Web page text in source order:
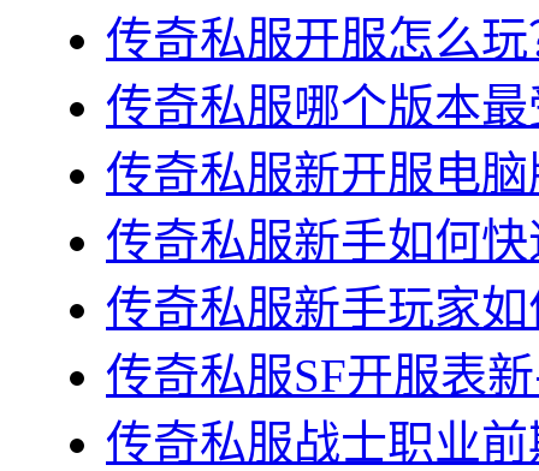
传奇私服开服怎么
传奇私服哪个版本
传奇私服新开服电
传奇私服新手如何
传奇私服新手玩家
传奇私服SF开服表
传奇私服战士职业